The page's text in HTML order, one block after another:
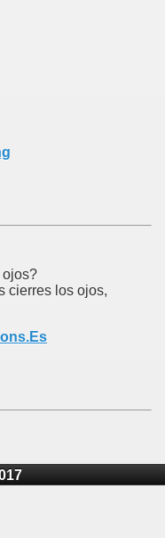
ojos?
cierres los ojos,